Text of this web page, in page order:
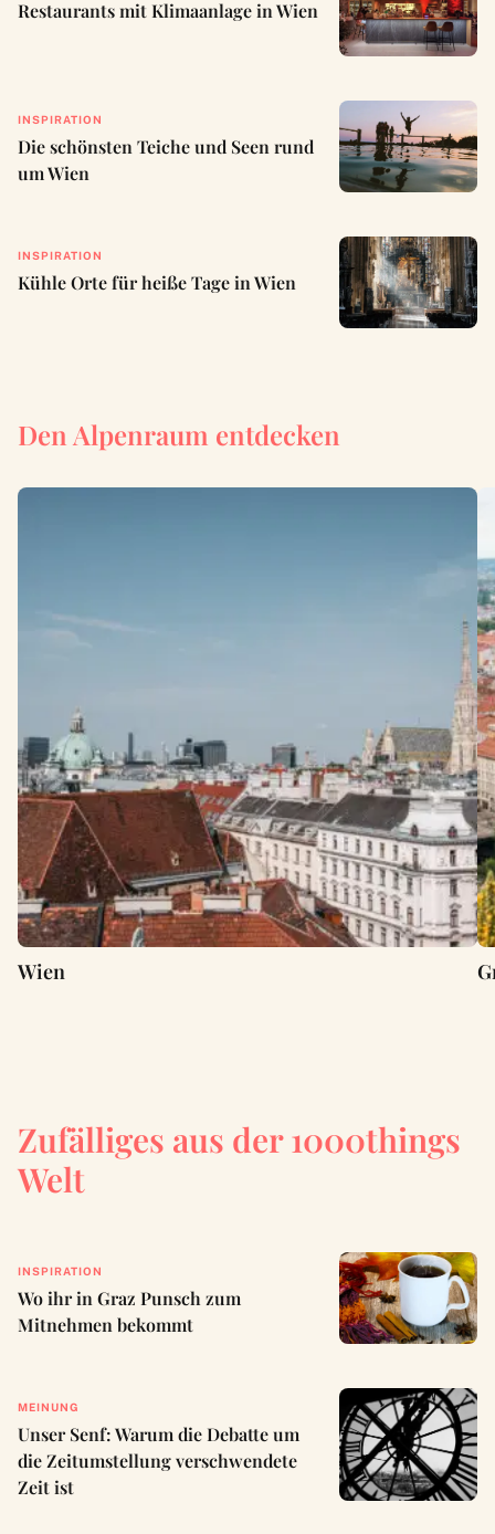
Restaurants mit Klimaanlage in Wien
INSPIRATION
Die schönsten Teiche und Seen rund
um Wien
INSPIRATION
Kühle Orte für heiße Tage in Wien
Den Alpenraum entdecken
Wien
Zufälliges aus der 1000things
Welt
INSPIRATION
Wo ihr in Graz Punsch zum
Mitnehmen bekommt
MEINUNG
Unser Senf: Warum die Debatte um
die Zeitumstellung verschwendete
Zeit ist